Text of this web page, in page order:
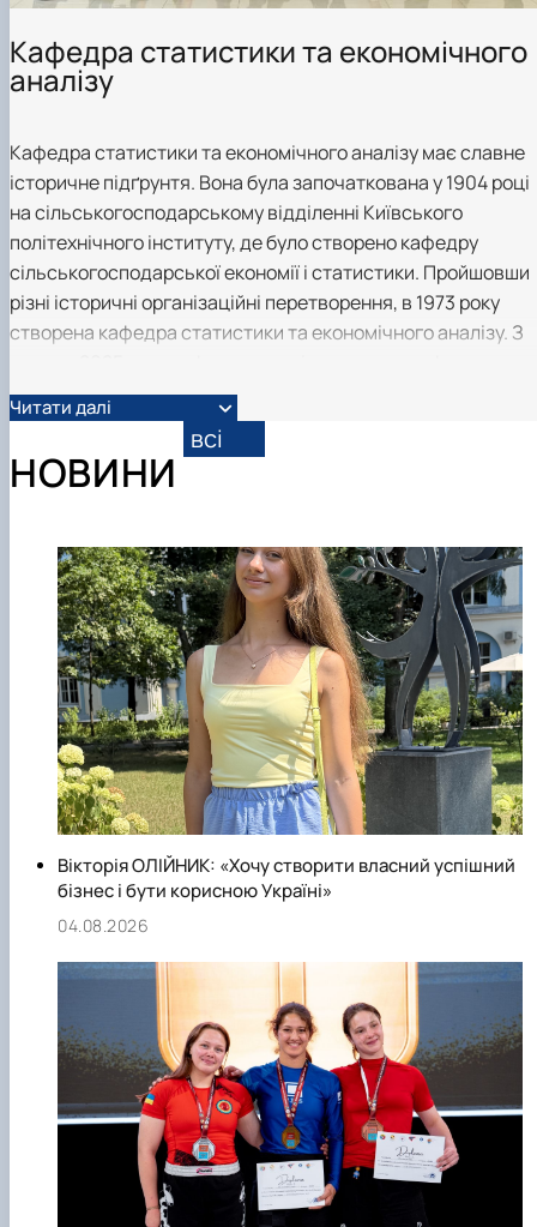
Кафедра статистики та економічного
аналізу
Кафедра статистики та економічного аналізу має славне
історичне підґрунтя. Вона була започаткована у 1904 році
на сільськогосподарському відділенні Київського
політехнічного інституту, де було створено кафедру
сільськогосподарської економії і статистики. Пройшовши
різні історичні організаційні перетворення, в 1973 року
створена кафедра статистики та економічного аналізу. З
Діброва А.Д.
Кафедра статистики та економічного аналізу успішно
розвиває освітню, науково-інноваційну та міжнародну
складову діяльності високопрофесійним професорсько-
https://old.nubip.edu.ua/node/1132
Читати далі
НОВИНИ
всі
Вікторія ОЛІЙНИК: «Хочу створити власний успішний
бізнес і бути корисною Україні»
04.08.2026